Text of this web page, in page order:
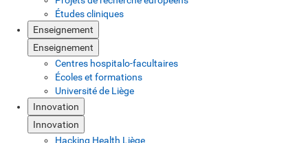
Études cliniques
Enseignement
Enseignement
Centres hospitalo-facultaires
Écoles et formations
Université de Liège
Innovation
Innovation
Hacking Health Liège